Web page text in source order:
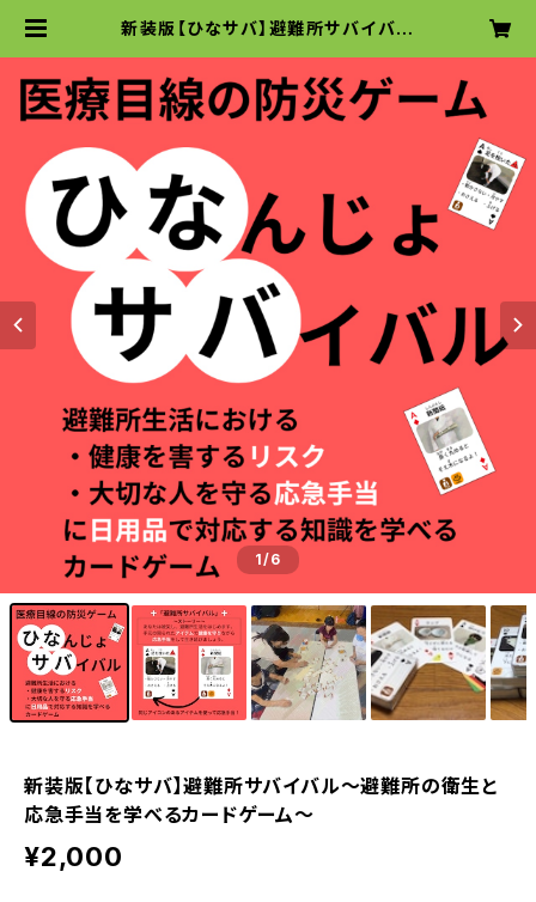
新装版【ひなサバ】避難所サバイバル
部
1/6
新装版【ひなサバ】避難所サバイバル～避難所の衛生と
応急手当を学べるカードゲーム～
¥2,000